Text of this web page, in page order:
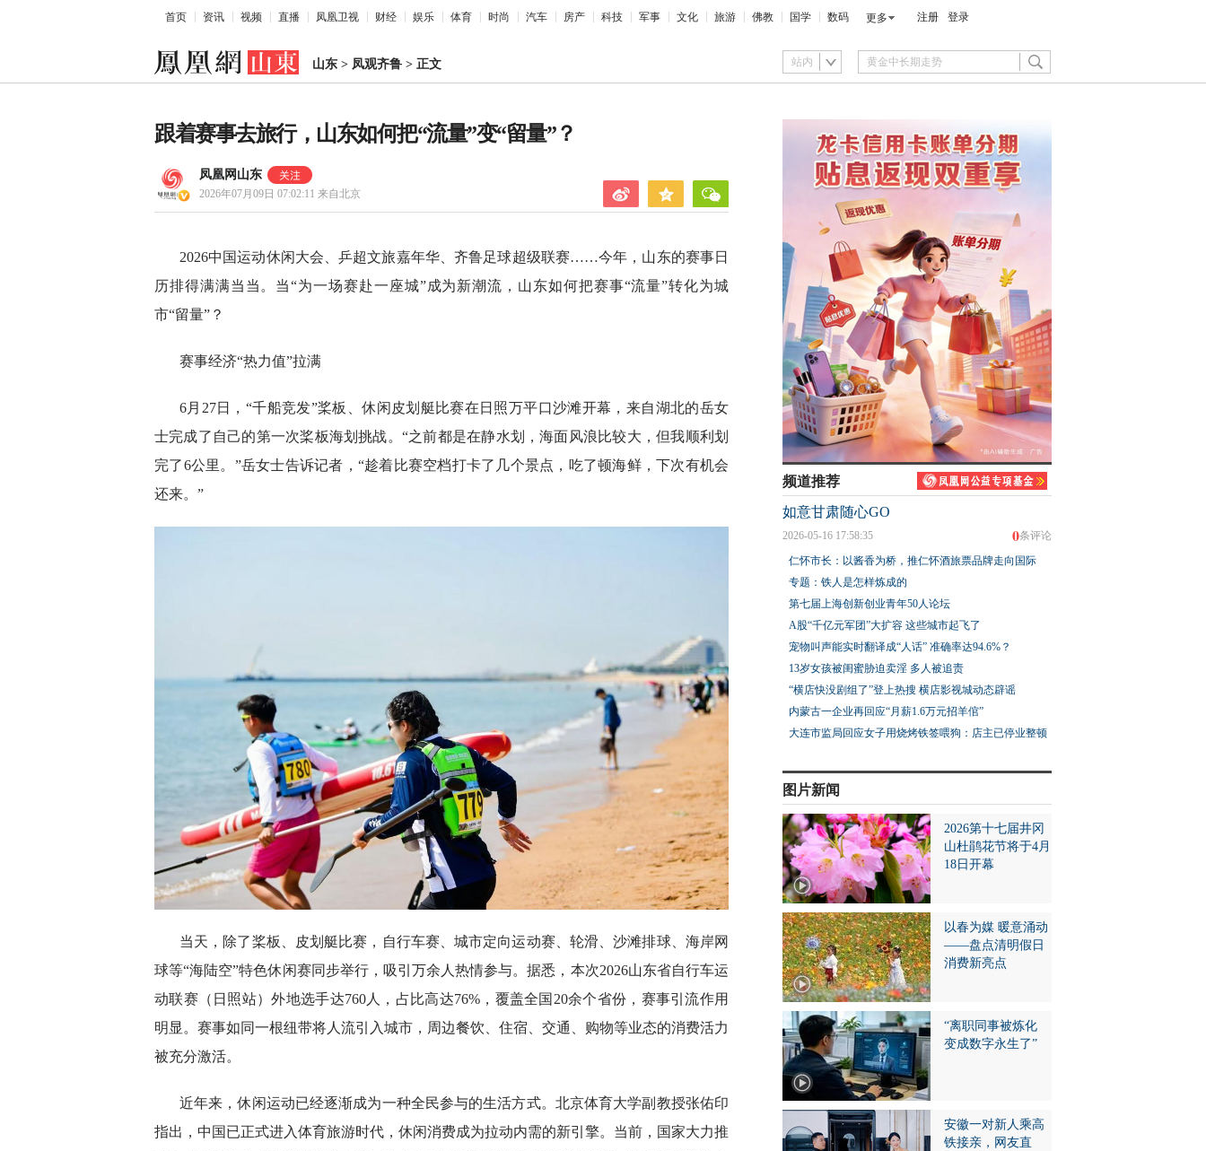
首页 资讯 视频 直播 凤凰卫视 财经 娱乐 体育 时尚 汽车 房产 科技 军事 文化 旅游 佛教 国学 数码 更多 注册 登录
山东 > 凤观齐鲁 > 正文 站内
跟着赛事去旅行，山东如何把“流量”变“留量”？
凤凰网山东
2026年07月09日 07:02:11 来自北京
2026中国运动休闲大会、乒超文旅嘉年华、齐鲁足球超级联赛……今年，山东的赛事日
历排得满满当当。当“为一场赛赴一座城”成为新潮流，山东如何把赛事“流量”转化为城
市“留量”？
赛事经济“热力值”拉满
6月27日，“千船竞发”桨板、休闲皮划艇比赛在日照万平口沙滩开幕，来自湖北的岳女
士完成了自己的第一次桨板海划挑战。“之前都是在静水划，海面风浪比较大，但我顺利划
完了6公里。”岳女士告诉记者，“趁着比赛空档打卡了几个景点，吃了顿海鲜，下次有机会
还来。”
当天，除了桨板、皮划艇比赛，自行车赛、城市定向运动赛、轮滑、沙滩排球、海岸网
球等“海陆空”特色休闲赛同步举行，吸引万余人热情参与。据悉，本次2026山东省自行车运
动联赛（日照站）外地选手达760人，占比高达76%，覆盖全国20余个省份，赛事引流作用
明显。赛事如同一根纽带将人流引入城市，周边餐饮、住宿、交通、购物等业态的消费活力
被充分激活。
近年来，休闲运动已经逐渐成为一种全民参与的生活方式。北京体育大学副教授张佑印
指出，中国已正式进入体育旅游时代，休闲消费成为拉动内需的新引擎。当前，国家大力推
频道推荐
如意甘肃随心GO
0条评论
2026-05-16 17:58:35
仁怀市长：以酱香为桥，推仁怀酒旅票品牌走向国际
专题：铁人是怎样炼成的
第七届上海创新创业青年50人论坛
A股“千亿元军团”大扩容 这些城市起飞了
宠物叫声能实时翻译成“人话” 准确率达94.6%？
13岁女孩被闺蜜胁迫卖淫 多人被追责
“横店快没剧组了”登上热搜 横店影视城动态辟谣
内蒙古一企业再回应“月薪1.6万元招羊倌”
大连市监局回应女子用烧烤铁签喂狗：店主已停业整顿
图片新闻
2026第十七届井冈
山杜鹃花节将于4月
18日开幕
以春为媒 暖意涌动
——盘点清明假日
消费新亮点
“离职同事被炼化
变成数字永生了”
安徽一对新人乘高
铁接亲，网友直